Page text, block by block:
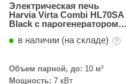
Электрическая печь
Harvia Virta Combi HL70SА
Black с парогенератором,
в наличии (на складе)
Объем парной, до: 10 м³
Мощность: 7 кВт